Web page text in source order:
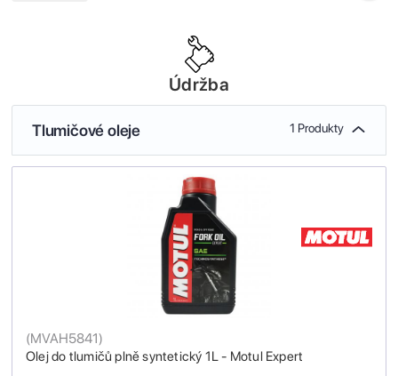
Údržba
Tlumičové oleje 1 Produkty
Olej do tlumičů plně syntetický 1L - Motul Expert
(MVAH5841)